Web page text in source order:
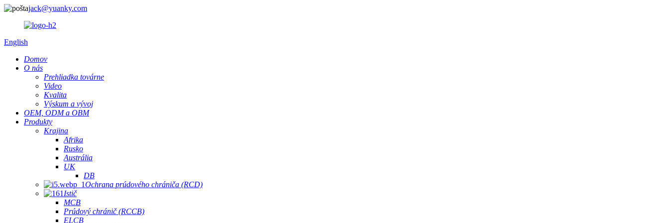
jack@yuanky.com
English
Domov
O nás
Prehliadka továrne
Video
Kvalita
Výskum a vývoj
OEM, ODM a OBM
Produkty
Krajina
Afrika
Rusko
Austrália
UK
DB
Ochrana prúdového chrániča (RCD)
Istič
MCB
Prúdový chránič (RCCB)
ELCB